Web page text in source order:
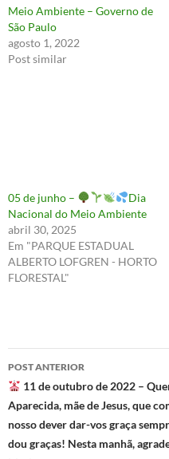
Meio Ambiente – Governo de
São Paulo
agosto 1, 2022
Post similar
05 de junho –
Dia
Nacional do Meio Ambiente
abril 30, 2025
Em "PARQUE ESTADUAL
ALBERTO LOFGREN - HORTO
FLORESTAL"
Navegação
de
posts
POST ANTERIOR
11 de outubro de 2022 –
Aparecida, mãe de Jesus, que
nosso dever dar-vos graça
dou graças! Nesta manhã,